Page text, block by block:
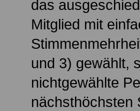
das
Mitglied mit
und 3) gewählt,
nichtgewählte
nächsthöchsten